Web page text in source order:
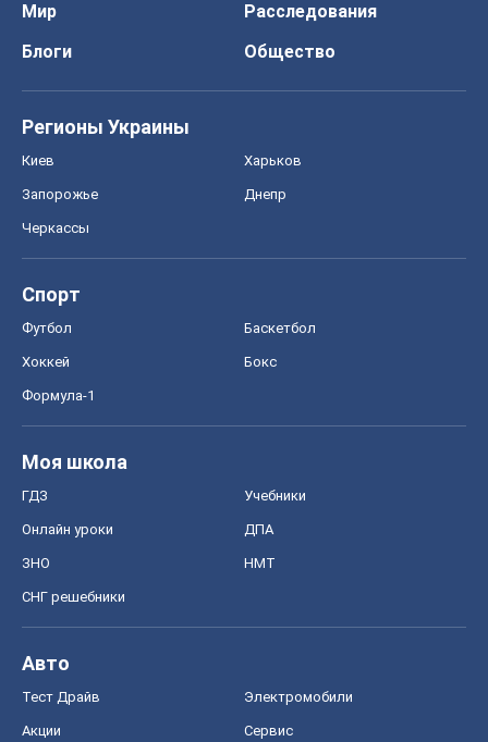
Мир
Расследования
Блоги
Общество
Регионы Украины
Киев Харьков
Запорожье Днепр
Черкассы
Спорт
Футбол Баскетбол
Хоккей Бокс
Формула-1
Моя школа
ГДЗ Учебники
Онлайн уроки ДПА
ЗНО НМТ
СНГ решебники
Авто
Тест Драйв Электромобили
Акции Сервис